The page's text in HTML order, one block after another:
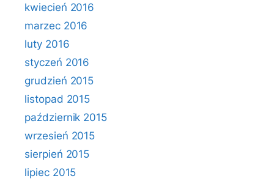
kwiecień 2016
marzec 2016
luty 2016
styczeń 2016
grudzień 2015
listopad 2015
październik 2015
wrzesień 2015
sierpień 2015
lipiec 2015